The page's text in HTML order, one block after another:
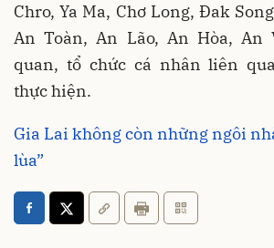
Chro, Ya Ma, Chơ Long, Đak
An Toàn, An Lão, An Hòa, An
quan, tổ chức cá nhân liên
thực hiện.
Gia Lai không còn những ngôi
lùa”